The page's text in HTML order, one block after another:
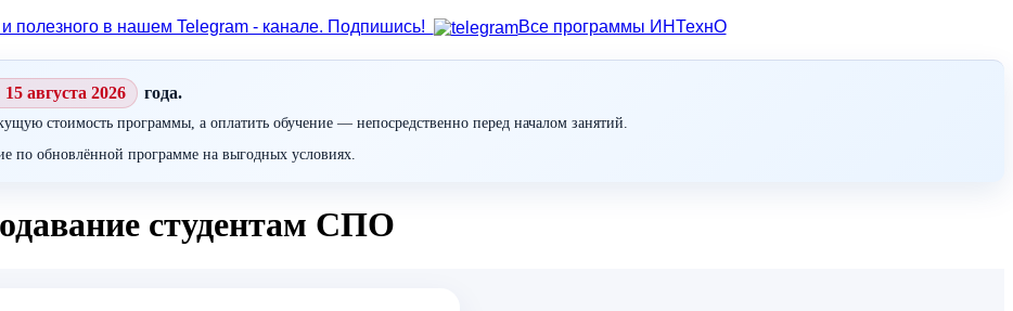
и полезного в нашем Telegram - канале. Подпишись!
Все программы ИНТехнО
августа 2026 года.
стоимость программы, а оплатить обучение — непосредственно перед началом занятий.
по обновлённой программе на выгодных условиях.
студентам СПО